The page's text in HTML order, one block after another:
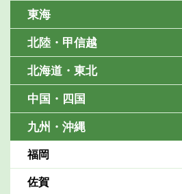
東海
北陸・甲信越
北海道・東北
中国・四国
九州・沖縄
福岡
佐賀